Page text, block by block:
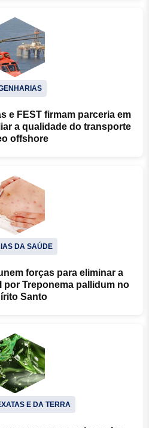
e FEST firmam parceria em
a qualidade do transporte
offshore
DA SAÚDE
forças para eliminar a
por Treponema pallidum no
Santo
E DA TERRA